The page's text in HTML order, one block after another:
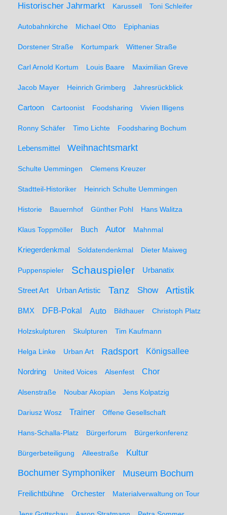
Historischer Jahrmarkt Karussell Toni Schleifer
Autobahnkirche Michael Otto Epiphanias
Dorstener Straße Kortumpark Wittener Straße
Carl Arnold Kortum Louis Baare Maximilian Greve
Jacob Mayer Heinrich Grimberg Jahresrückblick
Cartoon Cartoonist Foodsharing Vivien Illigens
Ronny Schäfer Timo Lichte Foodsharing Bochum
Lebensmittel Weihnachtsmarkt
Schulte Uemmingen Clemens Kreuzer
Stadtteil-Historiker Heinrich Schulte Uemmingen
Historie Bauernhof Günther Pohl Hans Walitza
Klaus Toppmöller Buch Autor Mahnmal
Kriegerdenkmal Soldatendenkmal Dieter Maiweg
Puppenspieler Schauspieler Urbanatix
Street Art Urban Artistic Tanz Show Artistik
BMX DFB-Pokal Auto Bildhauer Christoph Platz
Holzskulpturen Skulpturen Tim Kaufmann
Helga Linke Urban Art Radsport Königsallee
Nordring United Voices Alsenfest Chor
Alsenstraße Noubar Akopian Jens Kolpatzig
Dariusz Wosz Trainer Offene Gesellschaft
Hans-Schalla-Platz Bürgerforum Bürgerkonferenz
Bürgerbeteiligung Alleestraße Kultur
Bochumer Symphoniker Museum Bochum
Freilichtbühne Orchester Materialverwaltung on Tour